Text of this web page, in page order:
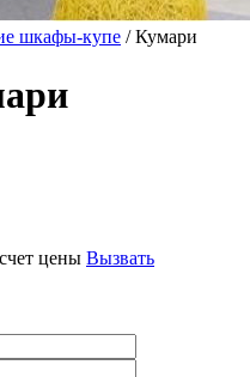
шкафы-купе / Кумари
цены Вызвать